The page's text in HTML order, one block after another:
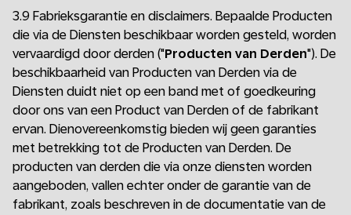
3.9 Fabrieksgarantie en disclaimers. Bepaalde Producten
die via de Diensten beschikbaar worden gesteld, worden
vervaardigd door derden ("Producten van Derden"). De
beschikbaarheid van Producten van Derden via de
Diensten duidt niet op een band met of goedkeuring
door ons van een Product van Derden of de fabrikant
ervan. Dienovereenkomstig bieden wij geen garanties
met betrekking tot de Producten van Derden. De
producten van derden die via onze diensten worden
aangeboden, vallen echter onder de garantie van de
fabrikant, zoals beschreven in de documentatie van de